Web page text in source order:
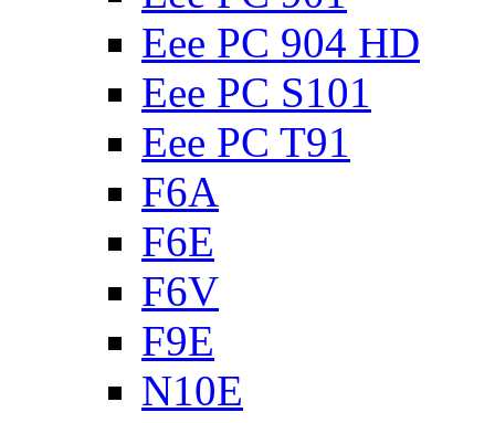
Eee PC 904 HD
Eee PC S101
Eee PC T91
F6A
F6E
F6V
F9E
N10E